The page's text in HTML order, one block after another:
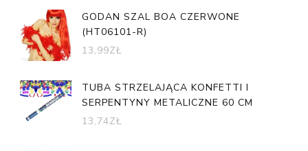
GODAN SZAL BOA CZERWONE
(HT06101-R)
13,99ZŁ
TUBA STRZELAJĄCA KONFETTI I
SERPENTYNY METALICZNE 60 CM
13,74ZŁ